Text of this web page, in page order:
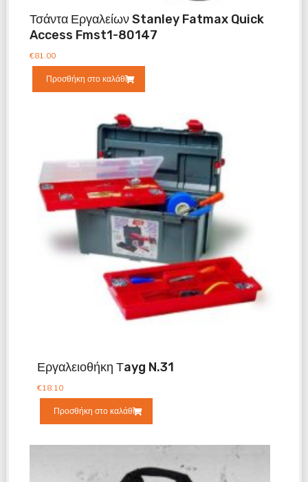
Τσάντα Εργαλείων Stanley Fatmax Quick
Access Fmst1-80147
€81.00
Προσθήκη στο καλάθι
Εργαλειοθήκη Τayg N.31
€18.10
Προσθήκη στο καλάθι